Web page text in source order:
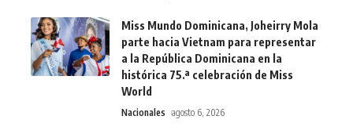
Miss Mundo Dominicana, Joheirry Mola
parte hacia Vietnam para representar
a la República Dominicana en la
histórica 75.ª celebración de Miss
World
Nacionales agosto 6, 2026